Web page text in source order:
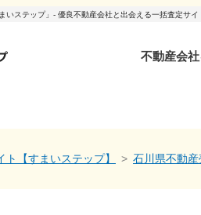
いステップ」- 優良不動産会社と出会える一括査定サイ
不動産会
【すまいステップ】 石川県不動産